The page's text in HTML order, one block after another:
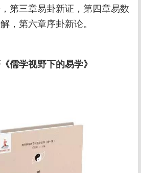
第三章易卦新证，第四章易数
，第六章序卦新论。
儒学视野下的易学》